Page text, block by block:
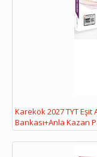
Karekök 2027 TYT Eşit
Bankası+Anla Kazan